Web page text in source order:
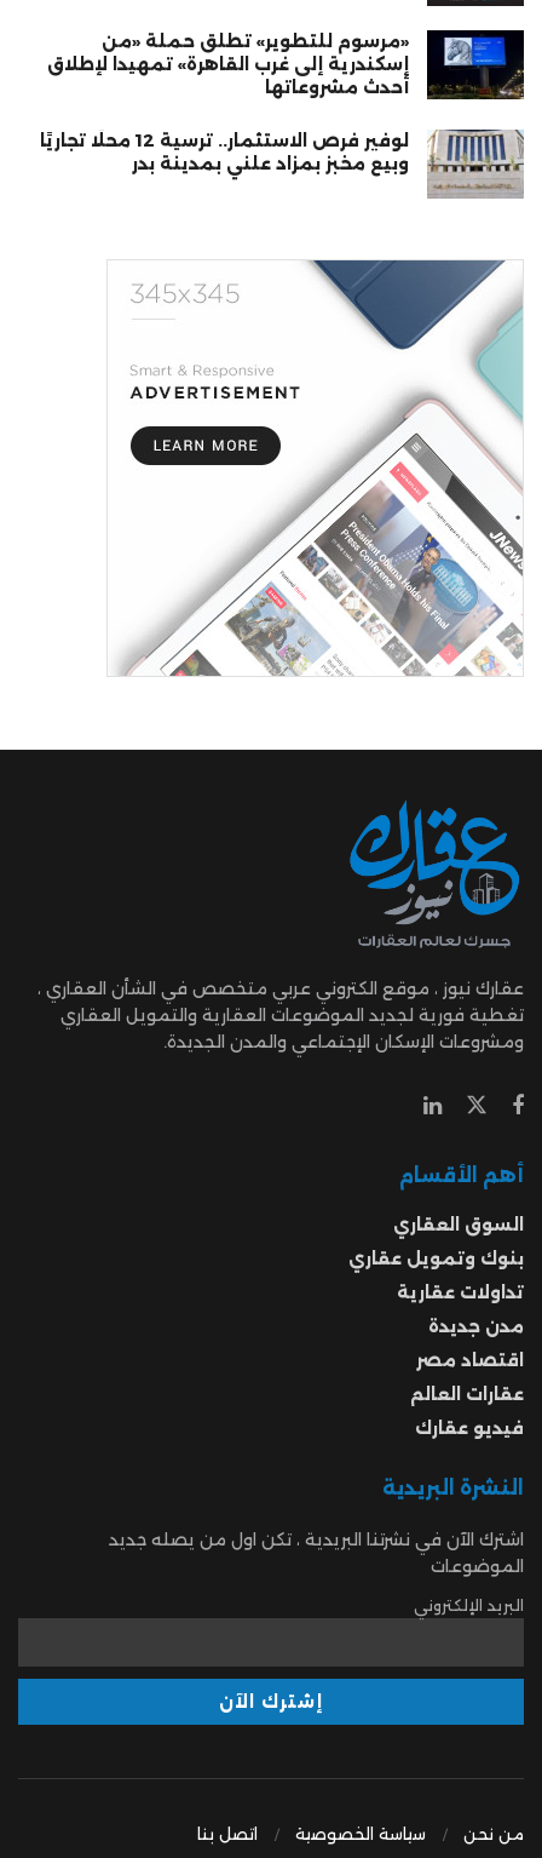
«مرسوم للتطوير» تطلق حملة «من
إسكندرية إلى غرب القاهرة» تمهيدا لإطلاق
أحدث مشروعاتها
لوفير فرص الاستثمار.. ترسية 12 محلًا تجاريًا
وبيع مخبز بمزاد علني بمدينة بدر
عقارك نيوز ، موقع الكتروني عربي متخصص في الشأن العقاري ،
تغطية فورية لجديد الموضوعات العقارية والتمويل العقاري
ومشروعات الإسكان الإجتماعي والمدن الجديدة.
أهم الأقسام
السوق العقاري
بنوك وتمويل عقاري
تداولات عقارية
مدن جديدة
اقتصاد مصر
عقارات العالم
فيديو عقارك
النشرة البريدية
اشترك الآن في نشرتنا البريدية ، تكن اول من يصله جديد
الموضوعات
البريد الإلكتروني
من نحن سياسة الخصوصية اتصل بنا